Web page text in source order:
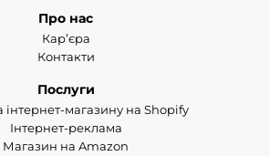
Про нас
Кар’єра
Контакти
Послуги
інтернет-магазину на Shopify
Інтернет-реклама
Магазин на Amazon